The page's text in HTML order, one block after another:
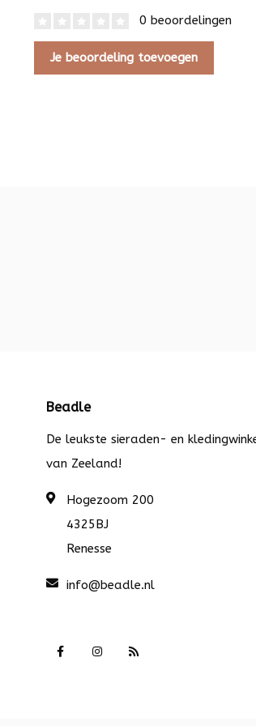
0 beoordelingen
Je beoordeling toevoegen
Beadle
De leukste sieraden- en
van Zeeland!
Hogezoom 200
4325BJ
Renesse
info@beadle.nl